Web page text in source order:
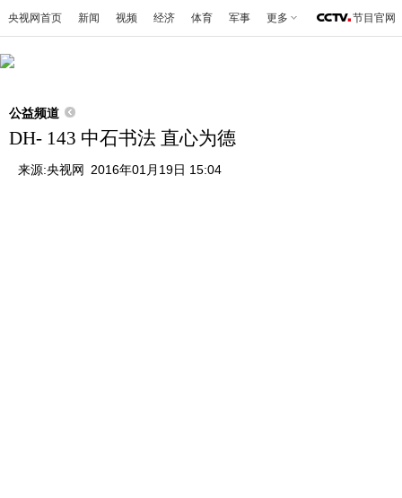
央视网首页 新闻 视频 经济 体育 军事 更多 节目官网
公益频道
DH- 143 中石书法 直心为德
来源:央视网 2016年01月19日 15:04